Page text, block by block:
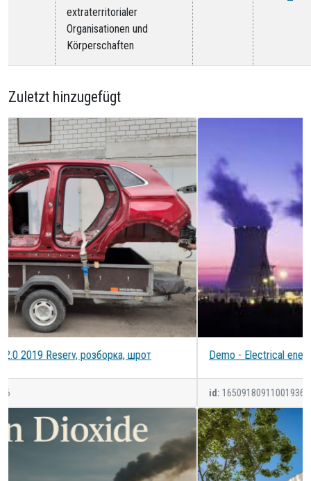
extraterritorialer
Organisationen und
Körperschaften
Zuletzt hinzugefügt
Demo - Electrical energy